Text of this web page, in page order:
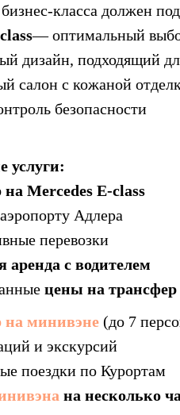
класса должен
— оптимальный
дизайн, подходящий
салон с кожаной
безопасности
услуги:
Mercedes E-class
Адлера
перевозки
аренда с водителем
цены на трансфер
на минивэне (до 7
и экскурсий
поездки по Курортам
на несколько